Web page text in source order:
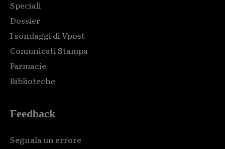
Speciali
Dossier
I sondaggi di Vpost
Comunicati Stampa
Farmacie
Biblioteche
Feedback
Segnala un errore